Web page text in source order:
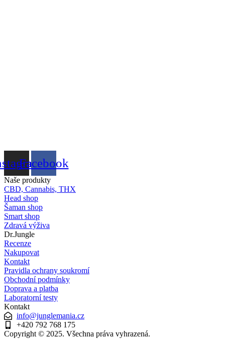
Facebook
Naše produkty
CBD, Cannabis, THX
Head shop
Šaman shop
Smart shop
Zdravá výživa
Dr.Jungle
Recenze
Nakupovat
Kontakt
Pravidla ochrany soukromí
Obchodní podmínky
Doprava a platba
Laboratorní testy
Kontakt
info@junglemania.cz
+420 792 768 175
Copyright © 2025. Všechna práva vyhrazená.